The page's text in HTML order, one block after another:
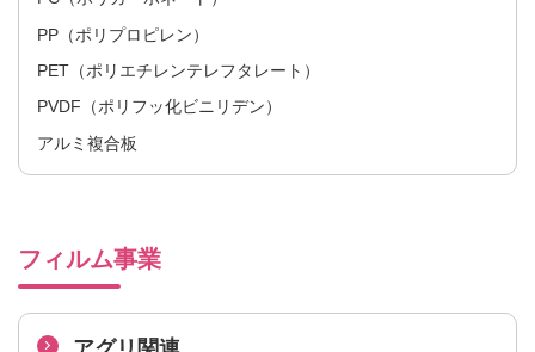
PP（ポリプロピレン）
PET（ポリエチレンテレフタレート）
PVDF（ポリフッ化ビニリデン）
アルミ複合板
フィルム事業